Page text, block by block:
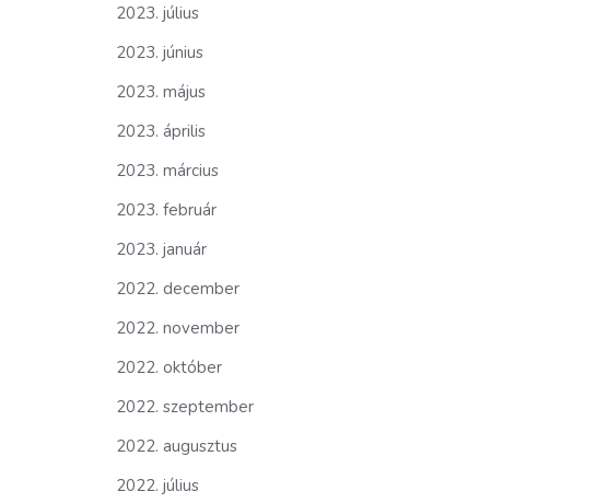
2023. július
2023. június
2023. május
2023. április
2023. március
2023. február
2023. január
2022. december
2022. november
2022. október
2022. szeptember
2022. augusztus
2022. július